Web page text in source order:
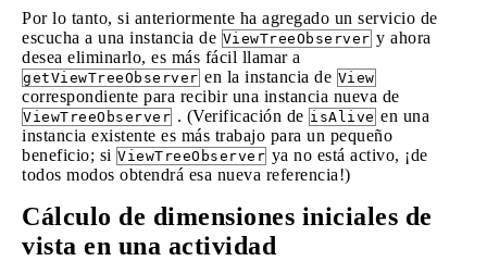
Por lo tanto, si anteriormente ha agregado un servicio de
escucha a una instancia de ViewTreeObserver y ahora
desea eliminarlo, es más fácil llamar a
getViewTreeObserver en la instancia de View
correspondiente para recibir una instancia nueva de
ViewTreeObserver . (Verificación de isAlive en una
instancia existente es más trabajo para un pequeño
beneficio; si ViewTreeObserver ya no está activo, ¡de
todos modos obtendrá esa nueva referencia!)
Cálculo de dimensiones iniciales de
vista en una actividad